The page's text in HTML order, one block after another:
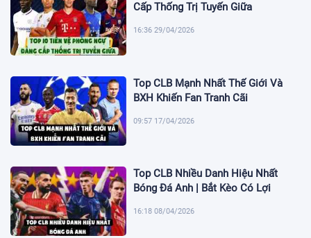
Cấp Thống Trị Tuyến Giữa
16:36 29/04/2026
Top CLB Mạnh Nhất Thế Giới Và
BXH Khiến Fan Tranh Cãi
09:57 17/04/2026
Top CLB Nhiều Danh Hiệu Nhất
Bóng Đá Anh | Bắt Kèo Có Lợi
16:18 08/04/2026